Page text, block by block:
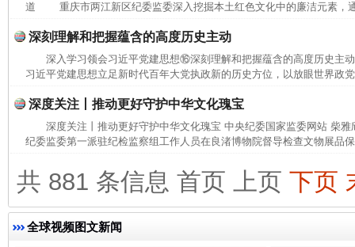
道 重庆市两江新区纪委监委深入挖掘本土红色文化中的廉洁元素，
深刻理解和把握蕴含的高度历史主动
深入学习领会习近平党建思想⑯深刻理解和把握蕴含的高度历史
习近平党建思想立足新时代百年大党执政新的历史方位，以放眼世界政
深度关注丨推动更好守护中华文化瑰宝
深度关注丨推动更好守护中华文化瑰宝 中央纪委国家监委网站 柴
纪委监委第一派驻纪检监察组工作人员在良渚博物院督导检查文物展品
共 881 条信息 首页 上页 下页
全球视频图文新闻
东山县通报“牛蛙产品抗生素超标问题”